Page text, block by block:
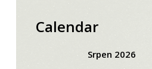
Calendar
Srpen 2026